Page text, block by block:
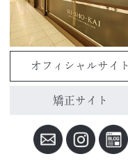
オフィシャルサイト
矯正サイト